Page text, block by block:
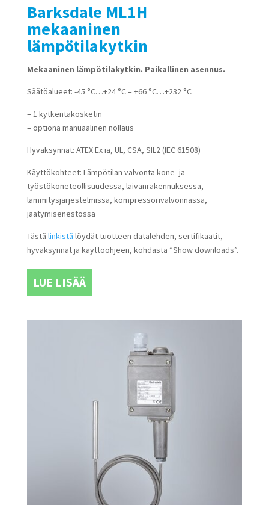
Barksdale ML1H
mekaaninen
lämpötilakytkin
Mekaaninen lämpötilakytkin. Paikallinen asennus.
Säätöalueet: -45 °C…+24 °C – +66 °C…+232 °C
– 1 kytkentäkosketin
– optiona manuaalinen nollaus
Hyväksynnät: ATEX Ex ia, UL, CSA, SIL2 (IEC 61508)
Käyttökohteet: Lämpötilan valvonta kone- ja
työstökoneteollisuudessa, laivanrakennuksessa,
lämmitysjärjestelmissä, kompressorivalvonnassa,
jäätymisenestossa
Tästä linkistä löydät tuotteen datalehden, sertifikaatit,
hyväksynnät ja käyttöohjeen, kohdasta ”Show downloads”.
LUE LISÄÄ